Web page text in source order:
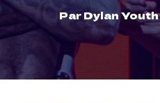
ParDylan Youth